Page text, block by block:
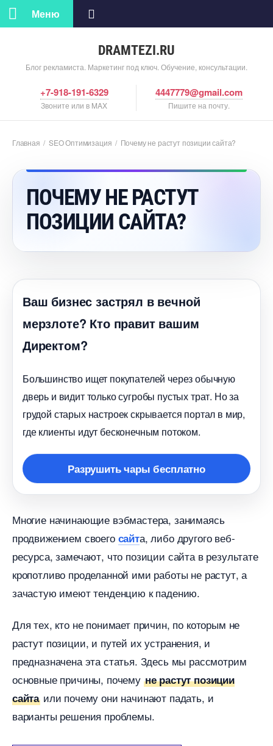
DRAMTEZI.RU
Блог рекламиста. Маркетинг под ключ. Обучение, консультации.
Меню
+7-918-191-6329
Звоните или в MAX
4447779@gmail.com
Пишите на почту.
Главная / SEO Оптимизация / Почему не растут позиции сайта?
ПОЧЕМУ НЕ РАСТУТ
ПОЗИЦИИ САЙТА?
аш бизнес застрял в вечной
мерзлоте? Кто правит вашим
Директом?
Большинство ищет покупателей через обычную
дверь и видит только сугробы пустых трат. Но за
рудой старых настроек скрывается портал в мир,
де клиенты идут бесконечным потоком.
Разрушить чары бесплатно
Многие начинающие вэбмастера, занимаясь
продвижением своего сайта, либо другого веб-
ресурса, замечают, что позиции сайта в результате
кропотливо проделанной ими работы не растут, а
зачастую имеют тенденцию к падению.
Для тех, кто не понимает причин, по которым не
растут позиции, и путей их устранения, и
предназначена эта статья. Здесь мы рассмотрим
основные причины, почему не растут позиции
сайта или почему они начинают падать, и
арианты решения проблемы.